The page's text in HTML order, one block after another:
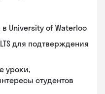
University of Waterloo
для подтверждения
уроки,
студентов